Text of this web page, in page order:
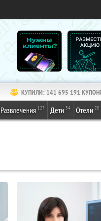
КУПИЛИ: 141 695 191
Развлечения 127 Дети 54 Отели 20